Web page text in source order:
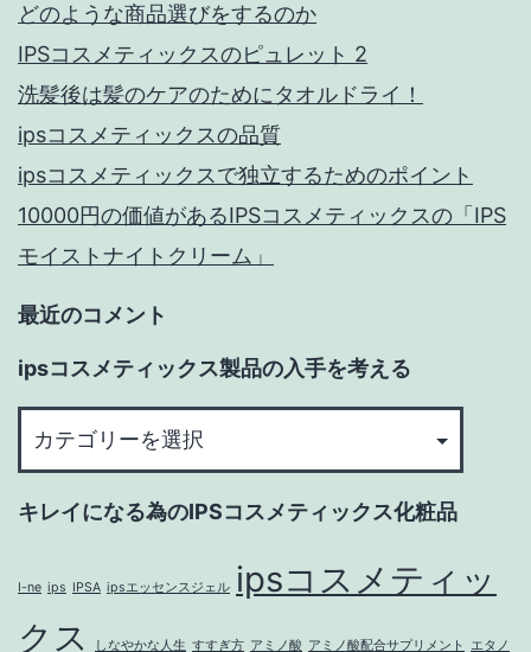
どのような商品選びをするのか
IPSコスメティックスのピュレット 2
洗髪後は髪のケアのためにタオルドライ！
ipsコスメティックスの品質
ipsコスメティックスで独立するためのポイント
10000円の価値があるIPSコスメティックスの「IPS
モイストナイトクリーム」
最近のコメント
ipsコスメティックス製品の入手を考える
メ
ィ
ッ
キレイになる為のIPSコスメティックス化粧品
I-ne ips IPSA ipsエッセンスジェル ipsコスメティッ
クス
しなやかな人生 すすぎ方 アミノ酸 アミノ酸配合サプリメント エタノ